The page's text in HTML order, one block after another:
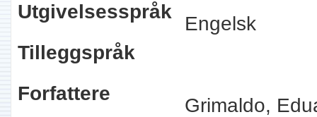
Utgivelsesspråk
Engelsk
Tilleggspråk
Forfattere
Grimaldo,